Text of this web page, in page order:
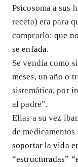
Psicosoma a sus
receta) era para
comprarlo:que
se enfada.
Se vendía como
meses, un año o
sistemática, por
al padre”.
Ellas a su vez
de
soportar la vida
“estructuradas”